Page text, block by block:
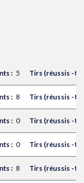
5
8
0
0
8